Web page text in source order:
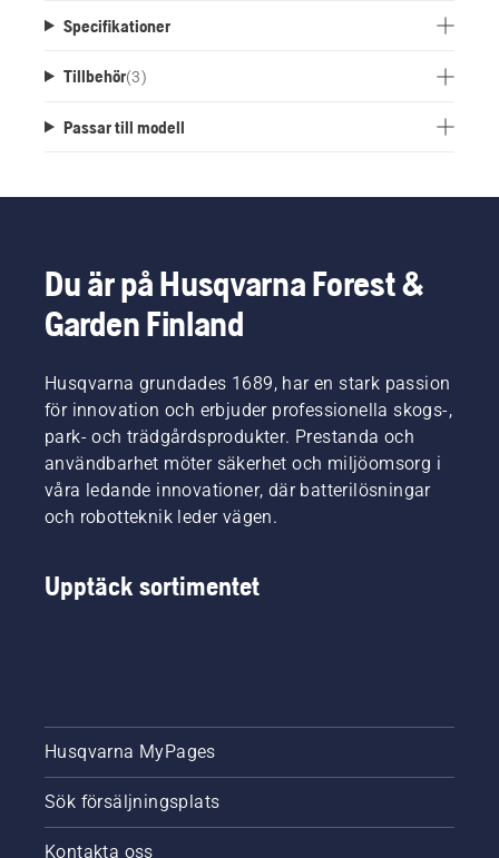
Specifikationer
Tillbehör(3)
Passar till modell
Du är på Husqvarna Forest &
Garden Finland
Husqvarna grundades 1689, har en stark passion
för innovation och erbjuder professionella skogs-,
park- och trädgårdsprodukter. Prestanda och
användbarhet möter säkerhet och miljöomsorg i
våra ledande innovationer, där batterilösningar
och robotteknik leder vägen.
Upptäck sortimentet
Husqvarna MyPages
Sök försäljningsplats
Kontakta oss